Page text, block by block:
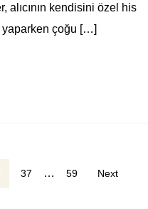
alıcının kendisini özel his
yaparken çoğu […]
37 … 59 Next